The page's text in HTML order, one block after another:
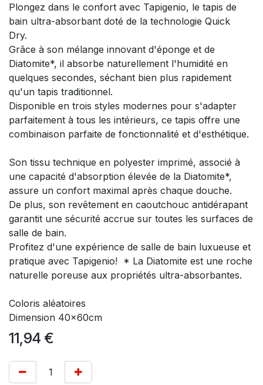
Plongez dans le confort avec Tapigenio, le tapis de
bain ultra-absorbant doté de la technologie Quick
Dry.
Grâce à son mélange innovant d'éponge et de
Diatomite*, il absorbe naturellement l'humidité en
quelques secondes, séchant bien plus rapidement
qu'un tapis traditionnel.
Disponible en trois styles modernes pour s'adapter
parfaitement à tous les intérieurs, ce tapis offre une
combinaison parfaite de fonctionnalité et d'esthétique.
Son tissu technique en polyester imprimé, associé à
une capacité d'absorption élevée de la Diatomite*,
assure un confort maximal après chaque douche.
De plus, son revêtement en caoutchouc antidérapant
garantit une sécurité accrue sur toutes les surfaces de
salle de bain.
Profitez d'une expérience de salle de bain luxueuse et
pratique avec Tapigenio! * La Diatomite est une roche
naturelle poreuse aux propriétés ultra-absorbantes.
Coloris aléatoires
Dimension 40x60cm
11,94 €